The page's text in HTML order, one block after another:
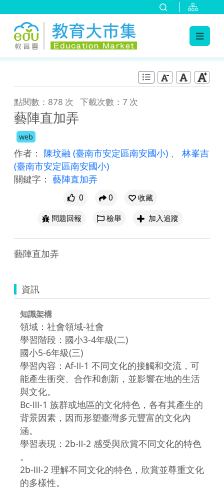
點閱數：878 次 下載次數：7 次
藝陣直加弄
web
作者： 陳玟融 (臺南市安定區南安國小) 、 林峯吉
(臺南市安定區南安國小)
關鍵字： 藝陣直加弄
0 0
收藏
問題回報
檢舉 加入追蹤
資訊
知識架構
領域：社會領域-社會
學習階段：國小3-4年級(二)
國小5-6年級(三)
學習內容：Af-Ⅱ-1 不同文化的接觸和交流，可
能產生衝突、合作和創新，並影響在地的生活
與文化。
Bc-Ⅲ-1 族群或地區的文化特色，各有其產生的
背景因素，因而形塑臺灣多元豐富的文化內
涵。
學習表現：2b-Ⅱ-2 感受與欣賞不同文化的特色
。
2b-Ⅲ-2 理解不同文化的特色，欣賞並尊重文化
的多樣性。